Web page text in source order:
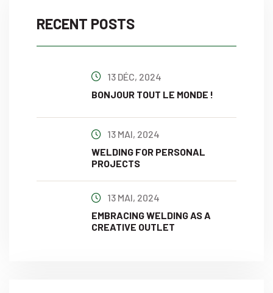
RECENT POSTS
13 DÉC, 2024
BONJOUR TOUT LE MONDE !
13 MAI, 2024
WELDING FOR PERSONAL
PROJECTS
13 MAI, 2024
EMBRACING WELDING AS A
CREATIVE OUTLET